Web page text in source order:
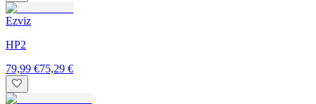
Ezviz
HP2
79,99 €75,29 €